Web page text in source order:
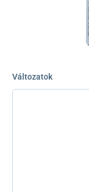
Változatok